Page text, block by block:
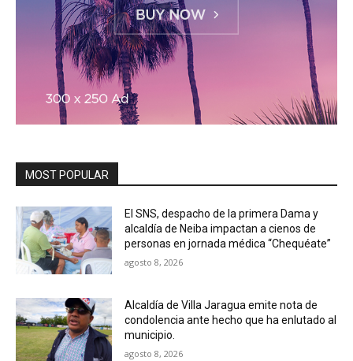
MOST POPULAR
El SNS, despacho de la primera Dama y
alcaldía de Neiba impactan a cienos de
personas en jornada médica “Chequéate”
agosto 8, 2026
Alcaldía de Villa Jaragua emite nota de
condolencia ante hecho que ha enlutado al
municipio.
agosto 8, 2026